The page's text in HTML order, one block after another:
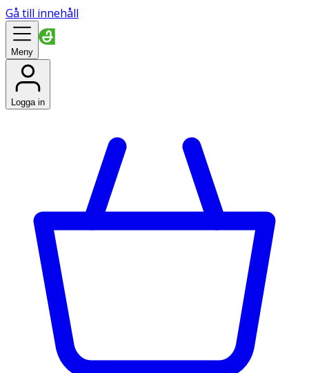
Gå till innehåll
Meny
Logga in